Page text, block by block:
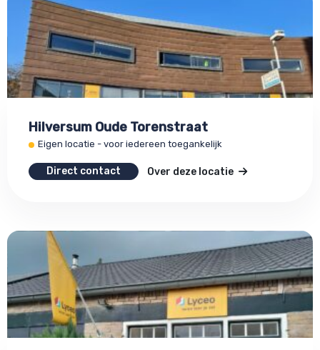
Hilversum Oude Torenstraat
Eigen locatie - voor iedereen toegankelijk
Direct contact Over deze locatie